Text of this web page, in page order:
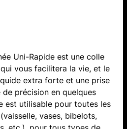
Uni-Rapide est une colle
vous facilitera la vie, et le
extra forte et une prise
précision en quelques
est utilisable pour toutes les
vases, bibelots,